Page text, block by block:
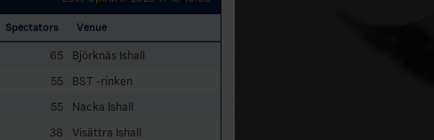
Spectators Venue
65
Björknäs Ishall
55
BST -rinken
55
Nacka Ishall
38
Visättra Ishall